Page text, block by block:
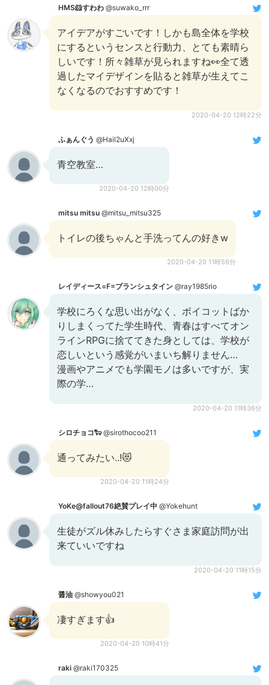
HMS🐹すわわ @suwako_rrr
アイデアがすごいです！しかも島全体を学校
にするというセンスと行動力、とても素晴ら
しいです！所々雑草が見られますね👀全て透
過したマイデザインを貼ると雑草が生えてこ
なくなるのでおすすめです！
2020-04-20 12時22分
ふぁんぐう @Hail2uXxj
青空教室…
2020-04-20 12時00分
mitsu mitsu @mitsu_mitsu325
トイレの後ちゃんと手洗ってんの好きw
2020-04-20 11時56分
レイディース=F=ブランシュタイン @ray1985rio
学校にろくな思い出がなく、ボイコットばか
りしまくってた学生時代、青春はすべてオン
ラインRPGに捨ててきた身としては、学校が
恋しいという感覚がいまいち解りません…
漫画やアニメでも学園モノは多いですが、実
際の学…
2020-04-20 11時36分
シロチョコ🐑@sirothocoo211
通ってみたい..!😻
2020-04-20 11時24分
YoKe@fallout76絶賛プレイ中 @Yokehunt
生徒がズル休みしたらすぐさま家庭訪問が出
来ていいですね
2020-04-20 11時15分
醤油 @showyou021
凄すぎます👍
2020-04-20 10時41分
raki @raki170325